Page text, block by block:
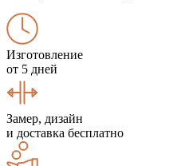
Изготовление
от 5 дней
Замер, дизайн
и доставка бесплатно